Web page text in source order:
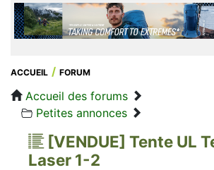
ACCUEIL FORUM
Accueil des forums
Petites annonces
[VENDUE] Tente UL
Laser 1-2